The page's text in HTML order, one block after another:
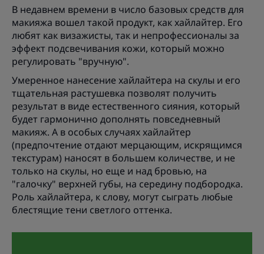
В недавнем времени в число базовых средств для
макияжа вошел такой продукт, как хайлайтер. Его
любят как визажисты, так и непрофессионалы за
эффект подсвечивания кожи, который можно
регулировать "вручную".
Умеренное нанесение хайлайтера на скулы и его
тщательная растушевка позволят получить
результат в виде естественного сияния, который
будет гармонично дополнять повседневный
макияж. А в особых случаях хайлайтер
(предпочтение отдают мерцающим, искрящимся
текстурам) наносят в большем количестве, и не
только на скулы, но еще и над бровью, на
"галочку" верхней губы, на середину подбородка.
Роль хайлайтера, к слову, могут сыграть любые
блестящие тени светлого оттенка.